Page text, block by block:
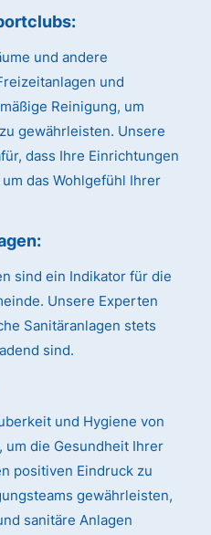
und andere
und
Reinigung, um
gewährleisten. Unsere
dass Ihre Einrichtungen
das Wohlgefühl Ihrer
sind ein Indikator für die
Unsere Experten
Sanitäranlagen stets
sind.
und Hygiene von
die Gesundheit Ihrer
positiven Eindruck zu
gewährleisten,
sanitäre Anlagen